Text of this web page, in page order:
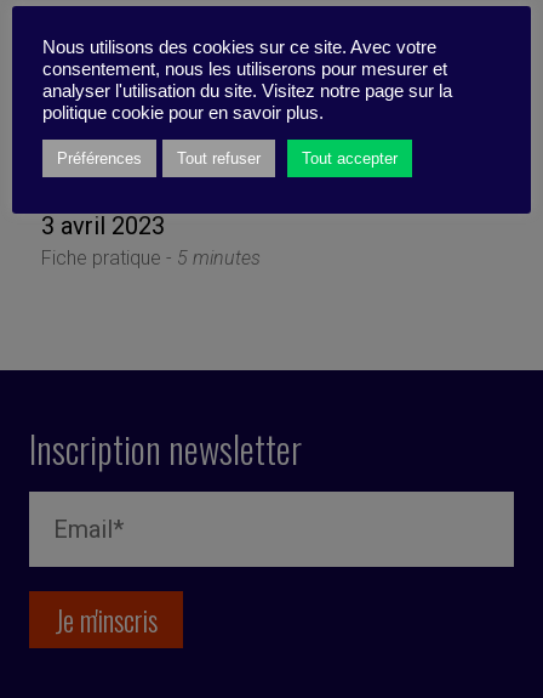
Restez concentré sur vos
buts (arrêtez de vous
agiter)
3 avril 2023
Fiche pratique - 5 minutes
Inscription newsletter
Nous utilisons des cookies sur ce site. Avec votre
consentement, nous les utiliserons pour mesurer et
analyser l'utilisation du site. Visitez notre page sur la
politique cookie pour en savoir plus.
Préférences Tout refuser Tout accepter